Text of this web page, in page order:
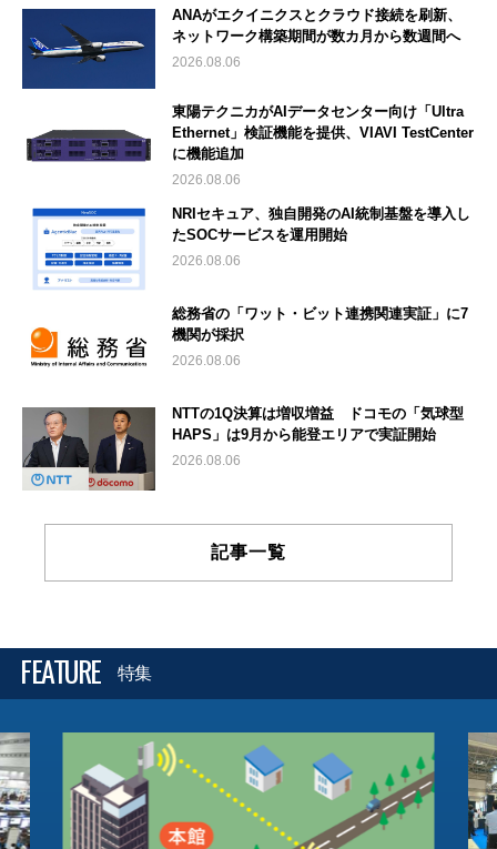
ANAがエクイニクスとクラウド接続を刷新、
ネットワーク構築期間が数カ月から数週間へ
2026.08.06
東陽テクニカがAIデータセンター向け「Ultra
Ethernet」検証機能を提供、VIAVI TestCenter
に機能追加
2026.08.06
NRIセキュア、独自開発のAI統制基盤を導入し
たSOCサービスを運用開始
2026.08.06
総務省の「ワット・ビット連携関連実証」に7
機関が採択
2026.08.06
NTTの1Q決算は増収増益 ドコモの「気球型
HAPS」は9月から能登エリアで実証開始
2026.08.06
記事一覧
FEATURE 特集